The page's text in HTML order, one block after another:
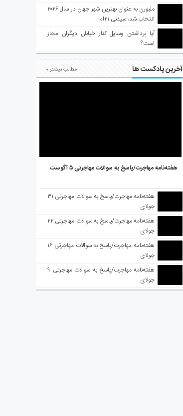
ملبورن به عنوان بهترین شهر جهان در سال ۲۰۲۶
انتخاب شد؛ سیدنی ۲۱‌ام
آیا برداشتن وسایل کنار خیابان دیگران مجاز
است؟
آخرین پادکست ها مطالب بیشتر »
هفته‌نامه مهاجرت/پاسخ به سوالات مهاجرتی ۵ آگوست
هفته‌نامه مهاجرت/پاسخ به سوالات مهاجرتی ۳۱
جولای
هفته‌نامه مهاجرت/پاسخ به سوالات مهاجرتی ۲۲
جولای
هفته‌نامه مهاجرت/پاسخ به سوالات مهاجرتی ۱۶
جولای
هفته‌نامه مهاجرت/پاسخ به سوالات مهاجرتی ۹
جولای